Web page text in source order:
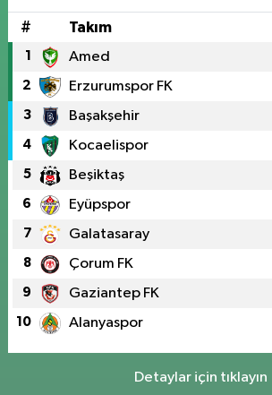
# Takım
1 Amed
2 Erzurumspor FK
3 Başakşehir
4 Kocaelispor
5 Beşiktaş
6 Eyüpspor
7 Galatasaray
8 Çorum FK
9 Gaziantep FK
10 Alanyaspor
Detaylar için tıklayın